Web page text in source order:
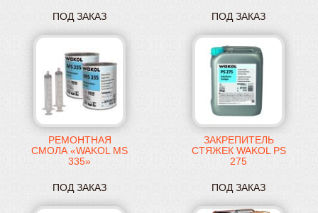
ПОД ЗАКАЗ ПОД ЗАКАЗ
РЕМОНТНАЯ
СМОЛА «WAKOL MS
335»
ПОД ЗАКАЗ
ЗАКРЕПИТЕЛЬ
СТЯЖЕК WAKOL PS
275
ПОД ЗАКАЗ